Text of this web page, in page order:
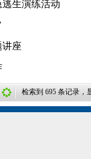
生演练活动
座
检索到 695 条记录，